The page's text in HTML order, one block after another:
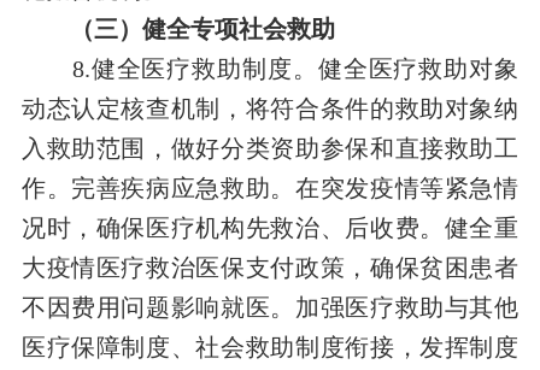
（三）健全专项社会救助
8.健全医疗救助制度。健全医疗救助对象
动态认定核查机制，将符合条件的救助对象纳
入救助范围，做好分类资助参保和直接救助工
作。完善疾病应急救助。在突发疫情等紧急情
况时，确保医疗机构先救治、后收费。健全重
大疫情医疗救治医保支付政策，确保贫困患者
不因费用问题影响就医。加强医疗救助与其他
医疗保障制度、社会救助制度衔接，发挥制度